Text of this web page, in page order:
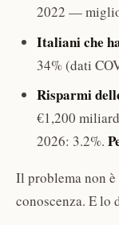
2022 —
Italiani che
34% (dati
Risparmi
€1,200
2026: 3.2%.
Il problema non
conoscenza. E lo